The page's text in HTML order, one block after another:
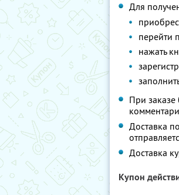
Для
перейти
нажать
При заказе
Доставка
Доставка
Купон